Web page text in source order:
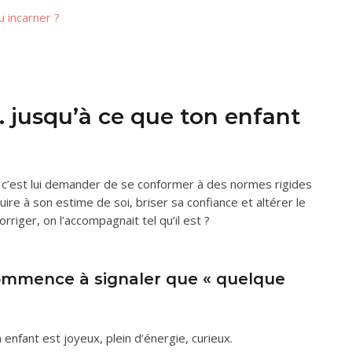
incarner ?
ce que ton enfant
lui demander de se conformer à des normes rigides
à son estime de soi, briser sa confiance et altérer le
on l’accompagnait tel qu’il est ?
à signaler que « quelque
est joyeux, plein d’énergie, curieux.